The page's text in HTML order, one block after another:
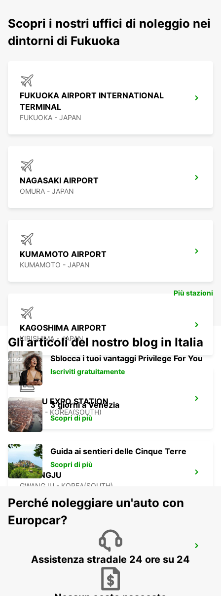
Scopri i nostri uffici di noleggio nei
dintorni di Fukuoka
FUKUOKA AIRPORT INTERNATIONAL
TERMINAL
FUKUOKA - JAPAN
NAGASAKI AIRPORT
OMURA - JAPAN
KUMAMOTO AIRPORT
KUMAMOTO - JAPAN
KAGOSHIMA AIRPORT
KIRISHIMA - JAPAN
YEOSU EXPO STATION
YEOSU - KOREA(SOUTH)
GWANGJU
GWANGJU - KOREA(SOUTH)
KANSAI INTERNATIONAL AIRPORT
IZUMISANO - JAPAN
Più stazioni
Gli articoli del nostro blog in Italia
Sblocca i tuoi vantaggi Privilege For You
Iscriviti gratuitamente
3 giorni a Venezia
Scopri di più
Guida ai sentieri delle Cinque Terre
Scopri di più
Perché noleggiare un'auto con
Europcar?
Assistenza stradale 24 ore su 24